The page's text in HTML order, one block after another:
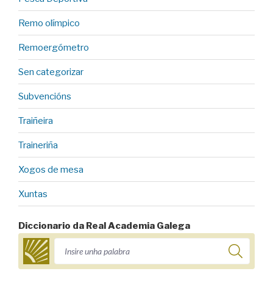
Remo olímpico
Remoergómetro
Sen categorizar
Subvencións
Traiñeira
Traineriña
Xogos de mesa
Xuntas
Diccionario da Real Academia Galega